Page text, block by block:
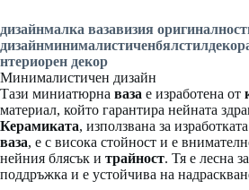
дизайнмалка вазавизия оригиналност
дизайнминималистиченбялстил
нтериорен декор
Минималистичен дизайн
Тази миниатюрна ваза е изработена от
материал, който гарантира нейната
Керамиката, използвана за
ваза, е с висока стойност и е
нейния блясък и трайност. Тя е лесна
поддръжка и е устойчива на